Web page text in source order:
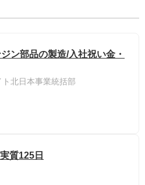
ン部品の製造/入社祝い金・
北日本事業統括部
質125日